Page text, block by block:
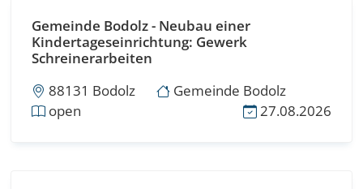
Gemeinde Bodolz - Neubau einer
Kindertageseinrichtung: Gewerk
Schreinerarbeiten
88131 Bodolz
Gemeinde Bodolz
open
27.08.2026